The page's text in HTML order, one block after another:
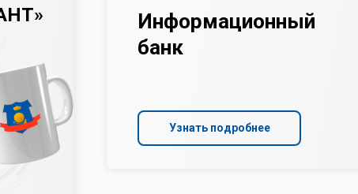
Узнать подробнее
Информационный
банк